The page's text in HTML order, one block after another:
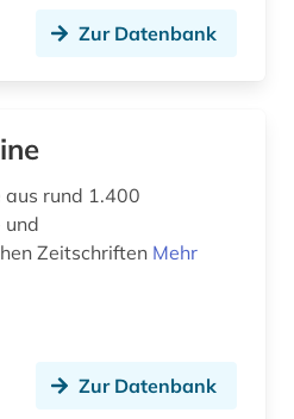
fid nahost-, nordafrika- und islamstudien (2)
Zur Datenbank
rund 1.400
und
Zeitschriften Mehr
Zur Datenbank